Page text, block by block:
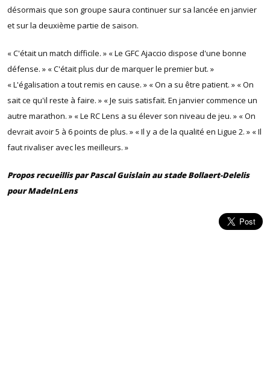
désormais que son groupe saura continuer sur sa lancée en janvier
et sur la deuxième partie de saison.
« C'était un match difficile. » « Le GFC Ajaccio dispose d'une bonne
défense. » « C'était plus dur de marquer le premier but. »
« L'égalisation a tout remis en cause. » « On a su être patient. » « On
sait ce qu'il reste à faire. » « Je suis satisfait. En janvier commence un
autre marathon. » « Le RC Lens a su élever son niveau de jeu. » « On
devrait avoir 5 à 6 points de plus. » « Il y a de la qualité en Ligue 2. » « Il
faut rivaliser avec les meilleurs. »
Propos recueillis par Pascal Guislain au stade Bollaert-Delelis
pour MadeInLens